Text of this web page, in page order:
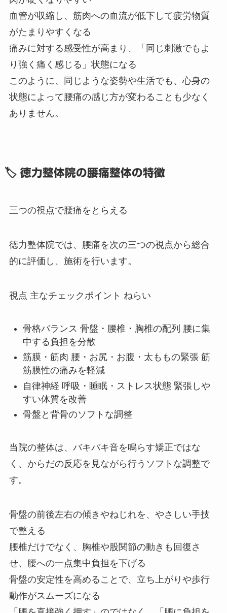
血管が収縮し、筋肉への血流が低下して疲労物質
がたまりやすくなる
痛みに対する感受性が高まり、「同じ刺激でもよ
り強く痛く感じる」状態になる
このように、同じような姿勢や生活でも、心身の
状態によって腰痛の感じ方が変わることも少なく
ありません。
🏷 徳力整体院の腰痛整体の特徴
三つの視点で腰痛をとらえる
徳力整体院では、腰痛を次の三つの視点から総合
的に評価し、施術を行います。
視点 主なチェックポイント ねらい
骨格バランス 骨盤・腰椎・胸椎の配列 腰に集
中する負担を分散
筋膜・筋肉 腰・お尻・お腹・太ももの緊張 筋
筋膜性の痛みを軽減
自律神経 呼吸・睡眠・ストレス状態 緊張しや
すい体質を改善
骨盤と背骨のソフトな調整
当院の整体は、バキバキ音を鳴らす矯正ではな
く、からだの反応を見ながら行うソフトな調整で
す。
骨盤の前後左右の傾きやねじれを、やさしい手技
で整える
腰椎だけでなく、胸椎や股関節の動きも回復さ
せ、腰への一点集中負担を下げる
骨盤の安定性を高めることで、立ち上がりや歩行
動作がスムーズになる